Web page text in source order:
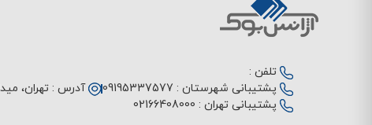
تلفن :
پشتیبانی شهرستان : 09195337577
پشتیبانی تهران : 02166408000
آدرس : تهران،